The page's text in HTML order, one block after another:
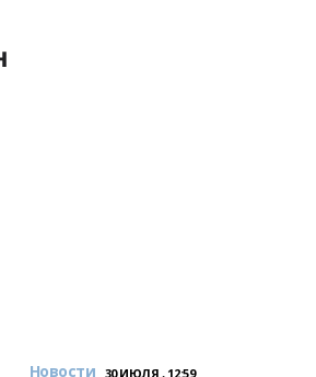
Новости 30 ИЮЛЯ , 12:59